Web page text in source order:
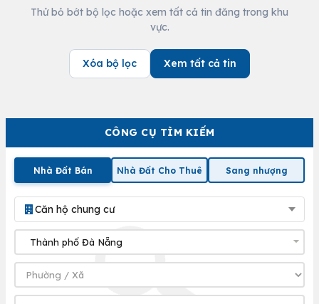
CÔNG CỤ TÌM KIẾM
Nhà Đất Bán Nhà Đất Cho Thuê Sang nhượng
Căn hộ chung cư
Thử bỏ bớt bộ lọc hoặc xem tất cả tin đăng trong khu
vực.
Xóa bộ lọc Xem tất cả tin